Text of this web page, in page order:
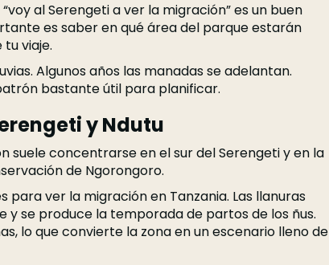
al Serengeti a ver la migración” es un buen
es saber en qué área del parque estarán
viaje.
Algunos años las manadas se adelantan.
bastante útil para planificar.
y Ndutu
suele concentrarse en el sur del Serengeti y en la
de Ngorongoro.
para ver la migración en Tanzania. Las llanuras
y se produce la temporada de partos de los ñus.
lo que convierte la zona en un escenario lleno de